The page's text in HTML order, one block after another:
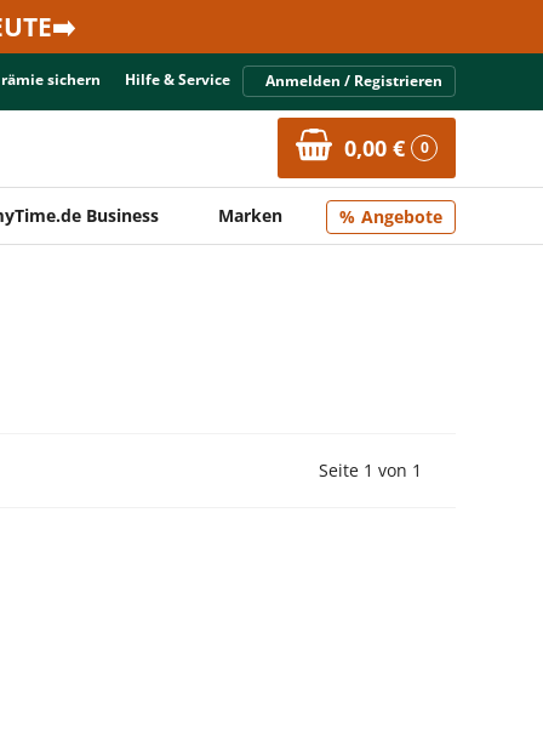
sichern Hilfe & Service Anmelden / Registrieren
0,00 € 0
Business Marken Angebote
Vorherige Seite
Seite 1 von 1